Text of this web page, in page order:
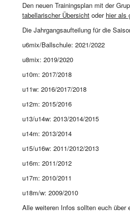
Den neuen Trainingsplan mit der
tabellarischer Übersicht oder hier als
Die Jahrgangsaufteilung für die
u6mix/Ballschule: 2021/2022
u8mix: 2019/2020
u10m: 2017/2018
u11w: 2016/2017/2018
u12m: 2015/2016
u13/u14w: 2013/2014/2015
u14m: 2013/2014
u15/u16w: 2011/2012/2013
u16m: 2011/2012
u17m: 2010/2011
u18m/w: 2009/2010
Alle weiteren Infos sollten euch